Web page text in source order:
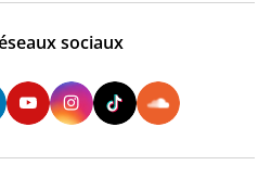
sociaux
FacebookLinkedInYoutubeInstagram